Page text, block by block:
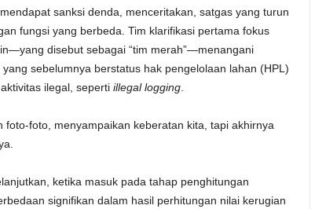
sanksi denda, menceritakan, satgas yang turun
fungsi yang berbeda. Tim klarifikasi pertama fokus
disebut sebagai “tim merah”—menangani
sebelumnya berstatus hak pengelolaan lahan (HPL)
ilegal, seperti illegal logging.
foto-foto, menyampaikan keberatan kita, tapi akhirnya
ketika masuk pada tahap penghitungan
signifikan dalam hasil perhitungan nilai kerugian